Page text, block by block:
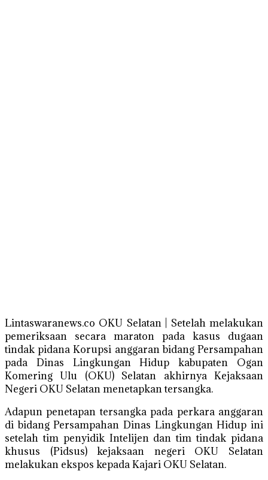
Lintaswaranews.co OKU Selatan | Setelah melakukan
pemeriksaan secara maraton pada kasus dugaan
tindak pidana Korupsi anggaran bidang Persampahan
pada Dinas Lingkungan Hidup kabupaten Ogan
Komering Ulu (OKU) Selatan akhirnya Kejaksaan
Negeri OKU Selatan menetapkan tersangka.
Adapun penetapan tersangka pada perkara anggaran
di bidang Persampahan Dinas Lingkungan Hidup ini
setelah tim penyidik Intelijen dan tim tindak pidana
khusus (Pidsus) kejaksaan negeri OKU Selatan
melakukan ekspos kepada Kajari OKU Selatan.